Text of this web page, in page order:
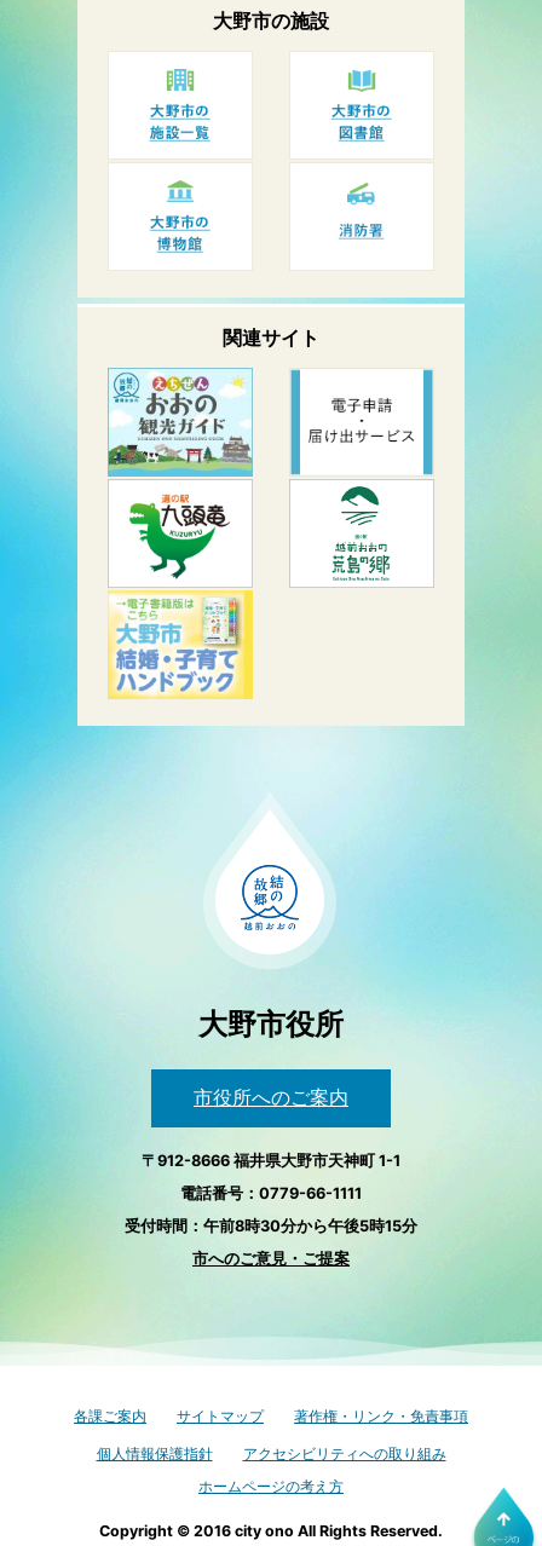
大野市の施設
関連サイト
大野市役所
市役所へのご案内
〒912-8666 福井県大野市天神町 1-1
電話番号：0779-66-1111
受付時間：午前8時30分から午後5時15分
市へのご意見・ご提案
各課ご案内 サイトマップ 著作権・リンク・免責事項
個人情報保護指針
アクセシビリティへの取り組み
ホームページの考え方
Copyright © 2016 city ono All Rights Reserved.